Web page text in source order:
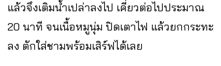
แล้วจึงเติมน้ำเปล่าลงไป เคี่ยวต่อไปประมาณ
20 นาที จนเนื้อหมูนุ่ม ปิดเตาไฟ แล้วยกกระทะ
ลง ตักใส่ชามพร้อมเสิร์ฟได้เลย